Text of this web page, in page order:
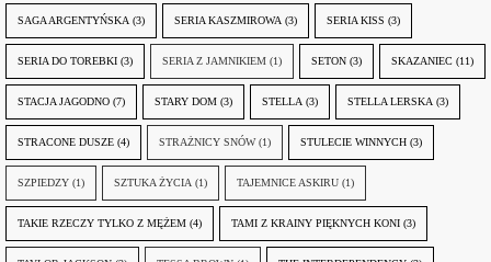
SAGA ARGENTYŃSKA (3) SERIA KASZMIROWA (3) SERIA KISS (3)
SERIA DO TOREBKI (3) SERIA Z JAMNIKIEM (1) SETON (3) SKAZANIEC (11)
STACJA JAGODNO (7) STARY DOM (3) STELLA (3) STELLA LERSKA (3)
STRACONE DUSZE (4) STRAŻNICY SNÓW (1) STULECIE WINNYCH (3)
SZPIEDZY (1) SZTUKA ŻYCIA (1) TAJEMNICE ASKIRU (1)
TAKIE RZECZY TYLKO Z MĘŻEM (4) TAMI Z KRAINY PIĘKNYCH KONI (3)